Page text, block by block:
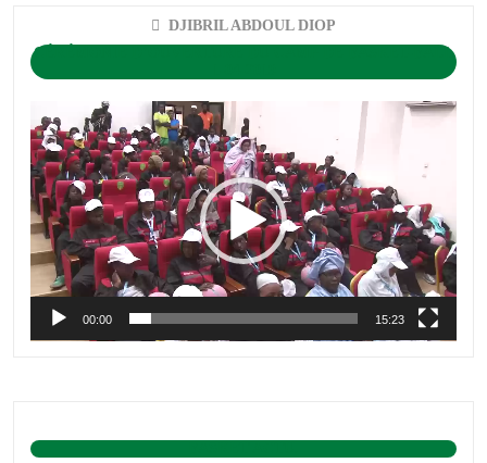
DJIBRIL ABDOUL DIOP
CÉRÉMONIE D’OUVERTURE DU CAMP DE BASKET-BALL
Lecteur
vidéo
00:00 15:23